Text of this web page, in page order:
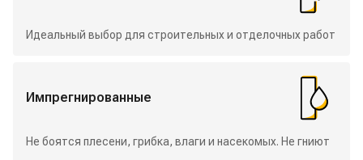
Идеальный выбор для строительных и отделочных работ
Импрегнированные
Не боятся плесени, грибка, влаги и насекомых. Не гниют